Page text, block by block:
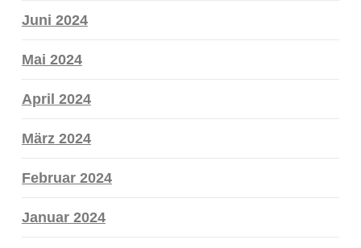
Juni 2024
Mai 2024
April 2024
März 2024
Februar 2024
Januar 2024